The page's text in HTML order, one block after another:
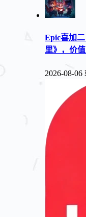
Epic喜加
里》，价值
2026-08-06